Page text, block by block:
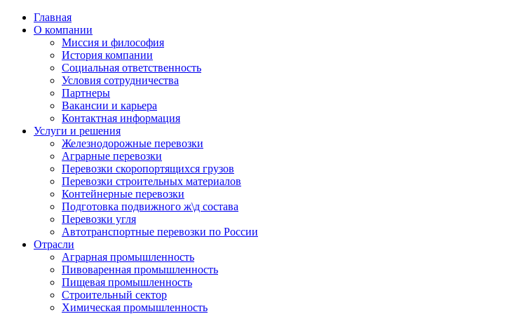
Главная
О компании
Миссия и философия
История компании
Социальная ответственность
Условия сотрудничества
Партнеры
Вакансии и карьера
Контактная информация
Услуги и решения
Железнодорожные перевозки
Аграрные перевозки
Перевозки скоропортящихся грузов
Перевозки строительных материалов
Контейнерные перевозки
Подготовка подвижного ж\д состава
Перевозки угля
Автотранспортные перевозки по России
Отрасли
Аграрная промышленность
Пивоваренная промышленность
Пищевая промышленность
Строительный сектор
Химическая промышленность